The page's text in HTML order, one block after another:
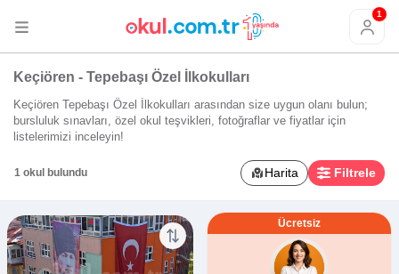
1
Keçiören - Tepebaşı Özel İlkokulları
Keçiören Tepebaşı Özel İlkokulları arasından size uygun olanı bulun;
bursluluk sınavları, özel okul teşvikleri, fotoğraflar ve fiyatlar için
listelerimizi inceleyin!
1 okul bulundu Harita Filtrele
Ücretsiz